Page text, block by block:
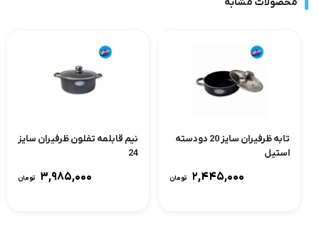
تابه ظرفیران سایز 20 دودسته
استیل
۲,۴۴۵,۰۰۰ تومان
نیم قابلمه تفلون ظرفیران سایز
24
۳,۹۸۵,۰۰۰ تومان